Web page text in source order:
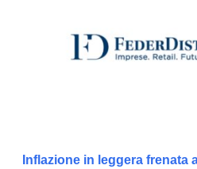
Inflazione in leggera frenata